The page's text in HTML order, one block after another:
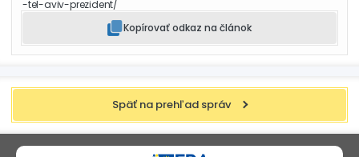
-tel-aviv-prezident/
Kopírovať odkaz na článok
Späť na prehľad správ